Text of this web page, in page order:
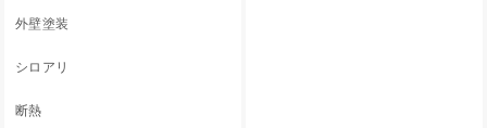
外壁塗装
シロアリ
断熱